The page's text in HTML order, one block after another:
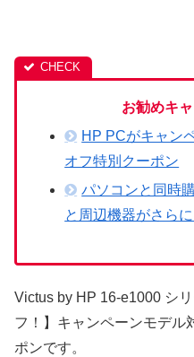
お勧めキ
HP PCがキャン
オフ特別クーポン
パソコンと同時
と周辺機器がさら
Victus by HP 16-e1000 シ
フ！】キャンペーンモデル
ポンです。